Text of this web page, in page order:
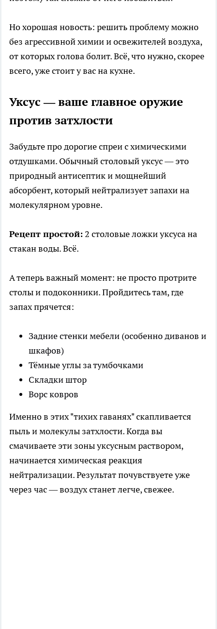
Но хорошая новость: решить проблему можно
без агрессивной химии и освежителей воздуха,
от которых голова болит. Всё, что нужно, скорее
всего, уже стоит у вас на кухне.
Уксус — ваше главное оружие
против затхлости
Забудьте про дорогие спреи с химическими
отдушками. Обычный столовый уксус — это
природный антисептик и мощнейший
абсорбент, который нейтрализует запахи на
молекулярном уровне.
Рецепт простой: 2 столовые ложки уксуса на
стакан воды. Всё.
А теперь важный момент: не просто протрите
столы и подоконники. Пройдитесь там, где
запах прячется:
Задние стенки мебели (особенно диванов и
шкафов)
Тёмные углы за тумбочками
Складки штор
Ворс ковров
Именно в этих "тихих гаванях" скапливается
пыль и молекулы затхлости. Когда вы
смачиваете эти зоны уксусным раствором,
начинается химическая реакция
нейтрализации. Результат почувствуете уже
через час — воздух станет легче, свежее.